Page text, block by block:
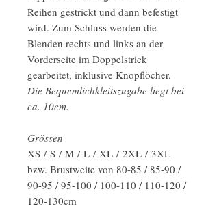
Reihen gestrickt und dann befestigt
wird. Zum Schluss werden die
Blenden rechts und links an der
Vorderseite im Doppelstrick
gearbeitet, inklusive Knopflöcher.
Die Bequemlichkleitszugabe liegt bei
ca. 10cm.
Grössen
XS / S / M / L / XL / 2XL / 3XL
bzw. Brustweite von 80-85 / 85-90 /
90-95 / 95-100 / 100-110 / 110-120 /
120-130cm